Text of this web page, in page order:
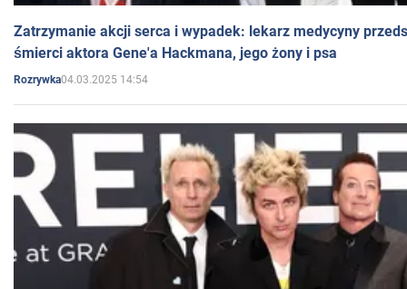
Zatrzymanie akcji serca i wypadek: lekarz medycyny
śmierci aktora Gene'a Hackmana, jego żony i psa
Rozrywka04.03.2025 14:54